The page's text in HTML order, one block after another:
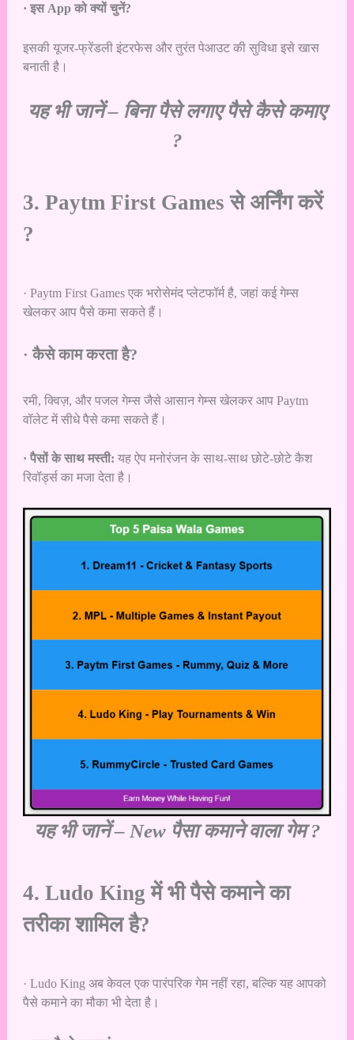
· इस App को क्यों चुनें?
इसकी यूजर-फ्रेंडली इंटरफेस और तुरंत पेआउट की सुविधा इसे खास
बनाती है।
यह भी जानें – बिना पैसे लगाए पैसे कैसे कमाए
?
3. Paytm First Games से अर्निंग करें
?
· Paytm First Games एक भरोसेमंद प्लेटफॉर्म है, जहां कई गेम्स
खेलकर आप पैसे कमा सकते हैं।
· कैसे काम करता है?
रमी, क्विज़, और पजल गेम्स जैसे आसान गेम्स खेलकर आप Paytm
वॉलेट में सीधे पैसे कमा सकते हैं।
· पैसों के साथ मस्ती: यह ऐप मनोरंजन के साथ-साथ छोटे-छोटे कैश
रिवॉर्ड्स का मजा देता है।
यह भी जानें – New पैसा कमाने वाला गेम ?
4. Ludo King में भी पैसे कमाने का
तरीका शामिल है?
· Ludo King अब केवल एक पारंपरिक गेम नहीं रहा, बल्कि यह आपको
पैसे कमाने का मौका भी देता है।